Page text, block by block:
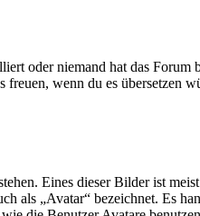
oder niemand hat das
wenn du es
Eines dieser Bilder ist
als „Avatar“ bezeichnet. Es